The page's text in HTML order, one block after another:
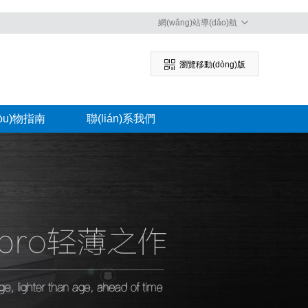
網(wǎng)站導(dǎo)航
瀏覽移動(dòng)版
物指南 聯(lián)系我們